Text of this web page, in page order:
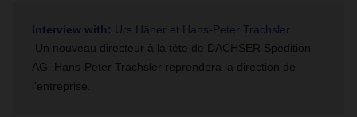
Interview with: Urs Häner et Hans-Peter Trachsler
Un nouveau directeur à la tête de DACHSER Spedition
AG. Hans-Peter Trachsler reprendera la direction de
l'entreprise.